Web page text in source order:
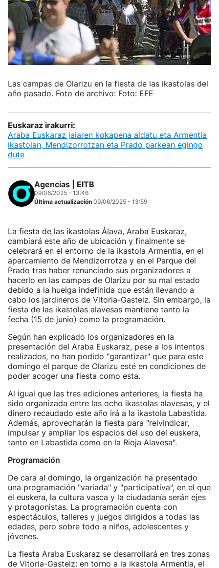
Las campas de Olarizu en la fiesta de las ikastolas del
año pasado. Foto de archivo: Foto: EFE
Euskaraz irakurri:
Araba Euskaraz jaiaren kokapena aldatu eta Armentia
ikastolan, Mendizorrotzan eta Prado parkean egingo
dute
Agencias | EITB
09/06/2025 - 13:46
Última actualización 09/06/2025 - 13:59
La fiesta de las ikastolas Álava, Araba Euskaraz,
cambiará este año de ubicación y finalmente se
celebrará en el entorno de la ikastola Armentia, en el
aparcamiento de Mendizorrotza y en el Parque del
Prado tras haber renunciado sus organizadores a
hacerlo en las campas de Olarizu por su mal estado
debido a la huelga indefinida que están llevando a
cabo los jardineros de Vitoria-Gasteiz. Sin embargo, la
fiesta de las ikastolas alavesas mantiene tanto la
fecha (15 de junio) como la programación.
Según han explicado los organizadores en la
presentación del Araba Euskaraz, pese a los intentos
realizados, no han podido "garantizar" que para este
domingo el parque de Olarizu esté en condiciones de
poder acoger una fiesta como esta.
Al igual que las tres ediciones anteriores, la fiesta ha
sido organizada entre las ocho ikastolas alavesas, y el
dinero recaudado este año irá a la ikastola Labastida.
Además, aprovecharán la fiesta para "reivindicar,
impulsar y ampliar los espacios del uso del euskera,
tanto en Labastida como en la Rioja Alavesa".
Programación
De cara al domingo, la organización ha presentado
una programación "variada" y "participativa", en el que
el euskera, la cultura vasca y la ciudadanía serán ejes
y protagonistas. La programación cuenta con
espectáculos, talleres y juegos dirigidos a todas las
edades, pero sobre todo a niños, adolescentes y
jóvenes.
La fiesta Araba Euskaraz se desarrollará en tres zonas
de Vitoria-Gasteiz: en torno a la ikastola Armentia, el